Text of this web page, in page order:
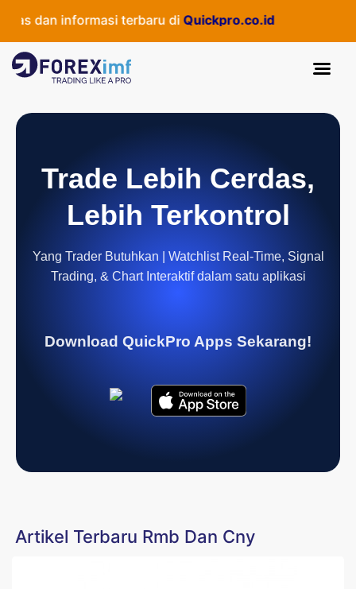
dan informasi terbaru diQuickpro.co.id
Trade Lebih Cerdas,
Lebih Terkontrol
Yang Trader Butuhkan | Watchlist Real-Time, Signal
Trading, & Chart Interaktif dalam satu aplikasi
Download QuickPro Apps Sekarang!
Artikel Terbaru Rmb Dan Cny